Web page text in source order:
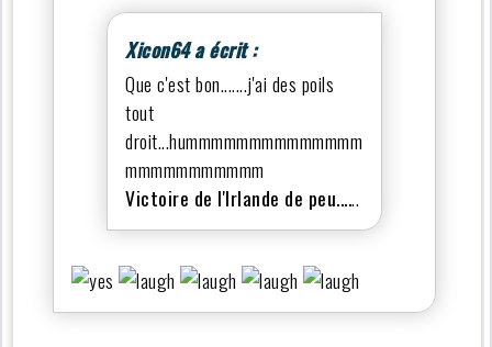
Xicon64 a écrit :
Que c'est bon.......j'ai des poils
tout
droit...hummmmmmmmmmmmmm
mmmmmmmmmmm
Victoire de l'Irlande de peu......